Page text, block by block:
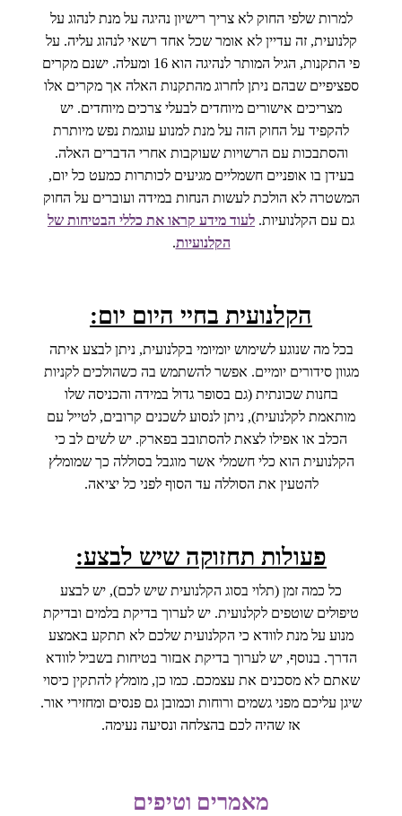
למרות שלפי החוק לא צריך רישיון נהיגה על מנת לנהוג על
קלנועית, זה עדיין לא אומר שכל אחד רשאי לנהוג עליה. על
פי התקנות, הגיל המותר לנהיגה הוא 16 ומעלה. ישנם מקרים
ספציפיים שבהם ניתן לחרוג מהתקנות האלה אך מקרים אלו
מצריכים אישורים מיוחדים לבעלי צרכים מיוחדים. יש
להקפיד על החוק הזה על מנת למנוע עוגמת נפש מיותרת
והסתבכות עם הרשויות שעוקבות אחרי הדברים האלה.
בעידן בו אופניים חשמליים מגיעים לכותרות כמעט כל יום,
המשטרה לא הולכת לעשות הנחות במידה ועוברים על החוק
גם עם הקלנועיות. לעוד מידע קראו את כללי הבטיחות של
הקלנועיות.
הקלנועית בחיי היום יום:
בכל מה שנוגע לשימוש יומיומי בקלנועית, ניתן לבצע איתה
מגוון סידורים יומיים. אפשר להשתמש בה כשהולכים לקניות
בחנות שכונתית (גם בסופר גדול במידה והכניסה שלו
מותאמת לקלנועית), ניתן לנסוע לשכנים קרובים, לטייל עם
הכלב או אפילו לצאת להסתובב בפארק. יש לשים לב כי
הקלנועית הוא כלי חשמלי אשר מוגבל בסוללה כך שמומלץ
להטעין את הסוללה עד הסוף לפני כל יציאה.
פעולות תחזוקה שיש לבצע:
כל כמה זמן (תלוי בסוג הקלנועית שיש לכם), יש לבצע
טיפולים שוטפים לקלנועית. יש לערוך בדיקת בלמים ובדיקת
מנוע על מנת לוודא כי הקלנועית שלכם לא תתקע באמצע
הדרך. בנוסף, יש לערוך בדיקת אבזור בטיחות בשביל לוודא
שאתם לא מסכנים את עצמכם. כמו כן, מומלץ להתקין כיסוי
שיגן עליכם מפני גשמים ורוחות וכמובן גם פנסים ומחזירי אור.
אז שהיה לכם בהצלחה ונסיעה נעימה.
מאמרים וטיפים